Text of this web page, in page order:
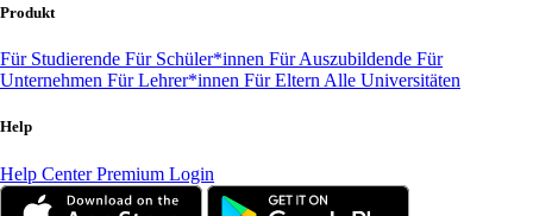
Produkt
Für Studierende Für Schüler*innen Für Auszubildende Für
Unternehmen Für Lehrer*innen Für Eltern Alle Universitäten
Help
Help CenterPremium Login